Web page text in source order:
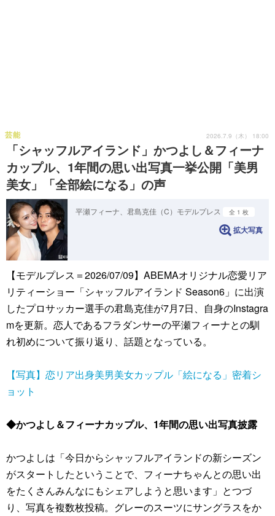
「シャッフルアイランド」かつよし＆フィーナ
カップル、1年間の思い出写真一挙公開「美男
美女」「全部絵になる」の声
芸能 2026.7.9（木） 18:00
平瀬フィーナ、君島克佳（C）モデルプレス 全 1 枚
拡大写真
【モデルプレス＝2026/07/09】ABEMAオリジナル恋愛リア
リティーショー「シャッフルアイランド Season6」に出演
したプロサッカー選手の君島克佳が7月7日、自身のInstagra
mを更新。恋人であるフラダンサーの平瀬フィーナとの馴
れ初めについて振り返り、話題となっている。
【写真】恋リア出身美男美女カップル「絵になる」密着シ
ョット
◆かつよし＆フィーナカップル、1年間の思い出写真披露
かつよしは「今日からシャッフルアイランドの新シーズン
がスタートしたということで、フィーナちゃんとの思い出
をたくさんみんなにもシェアしようと思います」とつづ
り、写真を複数枚投稿。グレーのスーツにサングラスをか